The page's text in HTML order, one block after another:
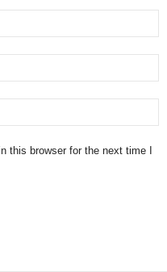
this browser for the next time I